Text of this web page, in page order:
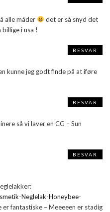
alle måder
det er så snyd det
i usa !
kunne jeg godt finde på at iføre
BESVAR
så vi laver en CG – Sun
BESVAR
Neglelak-Honeybee-
er fantastiske – Meeeeen er stadig
BESVAR